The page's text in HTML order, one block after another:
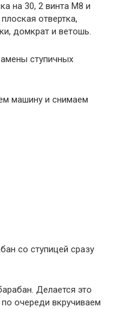
на 30, 2 винта М8 и
отвертка,
домкрат и ветошь.
ступичных
машину и снимаем
со ступицей сразу
Делается это
очереди вкручиваем